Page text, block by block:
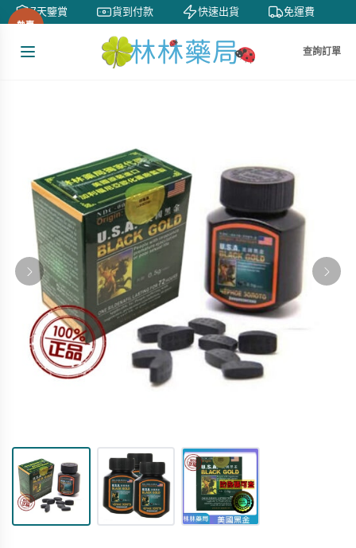
7天鑒賞 貨到付款 快速出貨 免運費
查詢訂單
熱賣